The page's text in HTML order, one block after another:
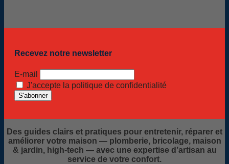
Recevez notre newsletter
E-mail
J'accepte la politique de confidentialité
Des guides clairs et pratiques pour entretenir, réparer et
améliorer votre maison — plomberie, bricolage, maison
& jardin, high-tech — avec une expertise d’artisan au
service de votre confort.